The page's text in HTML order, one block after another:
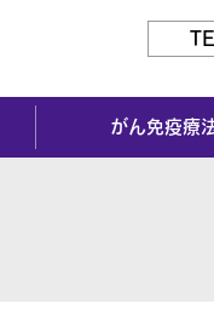
がん免疫療